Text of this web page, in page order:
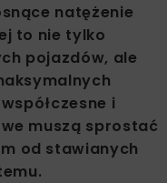
natężenie
to nie tylko
pojazdów, ale
i
muszą sprostać
od stawianych